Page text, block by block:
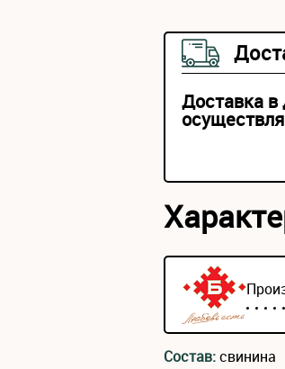
Доставка в
Состав:свинина